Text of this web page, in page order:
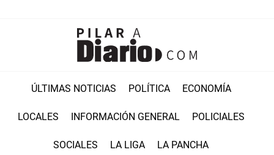
ÚLTIMAS NOTICIAS POLÍTICA ECONOMÍA
LOCALES INFORMACIÓN GENERAL POLICIALES
SOCIALES LA LIGA LA PANCHA